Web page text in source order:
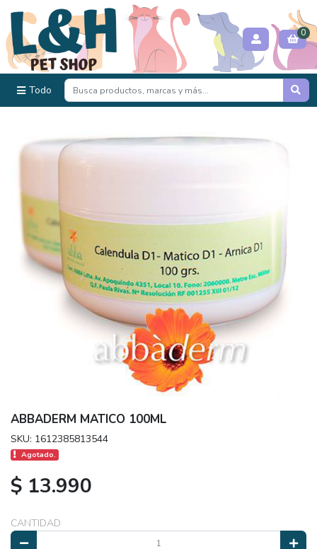
Todo
0
ABBADERM MATICO 100ML
SKU: 1612385813544
Agotado.
$ 13.990
CANTIDAD